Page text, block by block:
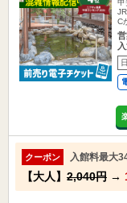
甲
C
クーポン 入館料最大
【大人】 2,040円 →